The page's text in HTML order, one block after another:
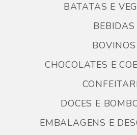
BATATAS E
BEBIDAS
BOVINOS
CHOCOLATES E
DOCES E
EMBALAGENS E